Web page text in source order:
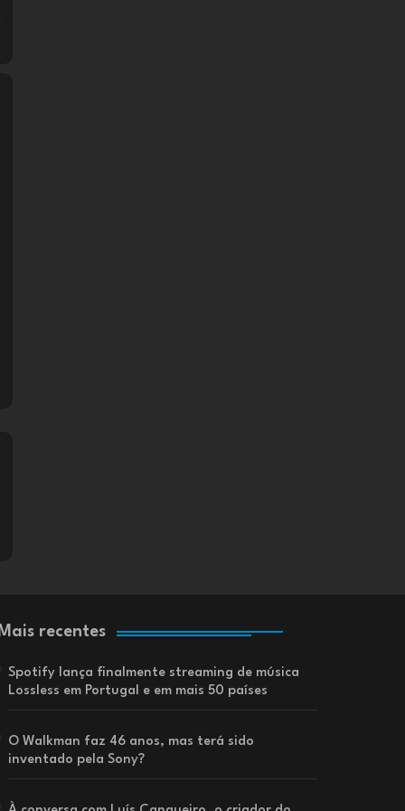
recentes
Spotify lança finalmente streaming de música
Lossless em Portugal e em mais 50 países
O Walkman faz 46 anos, mas terá sido
inventado pela Sony?